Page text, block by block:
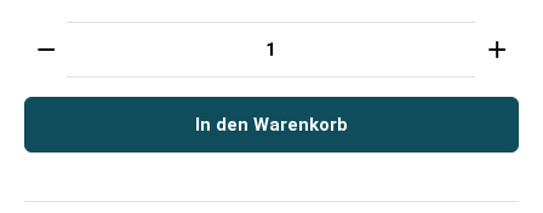
Produkt Anzahl: Gib den gewünschten Wert ein
In den Warenkorb